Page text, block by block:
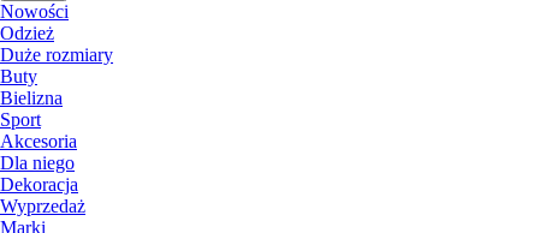
Nowości
Odzież
Duże rozmiary
Buty
Bielizna
Sport
Akcesoria
Dla niego
Dekoracja
Wyprzedaż
Marki